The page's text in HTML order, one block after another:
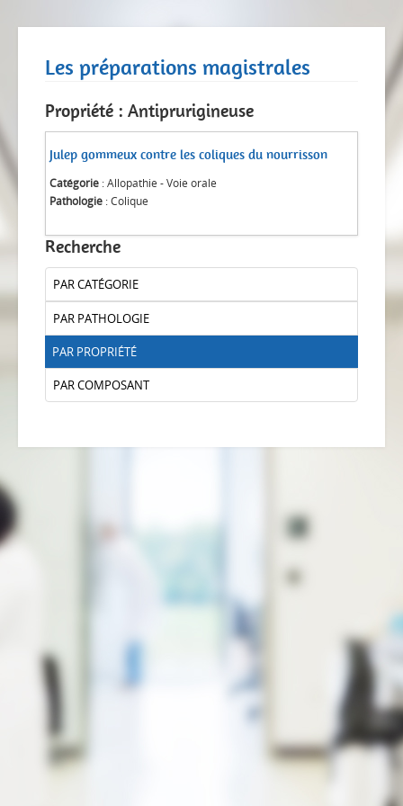
Les préparations magistrales
Propriété : Antiprurigineuse
Julep gommeux contre les coliques du nourrisson
Catégorie : Allopathie - Voie orale
Pathologie : Colique
Recherche
PAR CATÉGORIE
PAR PATHOLOGIE
PAR PROPRIÉTÉ
PAR COMPOSANT